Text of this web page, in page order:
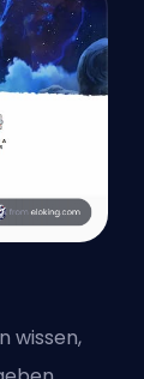
wissen,